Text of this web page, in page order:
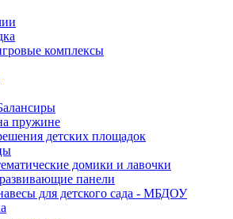
комплексы
пружине
детских площадок
домики и лавочки
панели
для детского сада - МБДОУ